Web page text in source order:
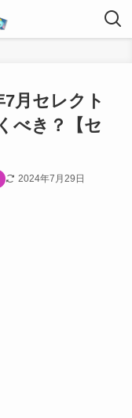
7月セレクト
べき？【セ
2024年7月29日